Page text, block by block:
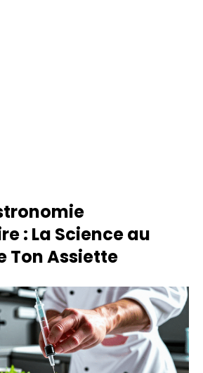
: La Science au
Ton Assiette